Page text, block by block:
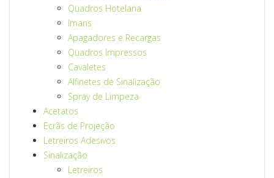
Quadros Hotelaria
Imans
Apagadores e Recargas
Quadros Impressos
Cavaletes
Alfinetes de Sinalização
Spray de Limpeza
Acetatos
Ecrãs de Projeção
Letreiros Adesivos
Sinalização
Letreiros